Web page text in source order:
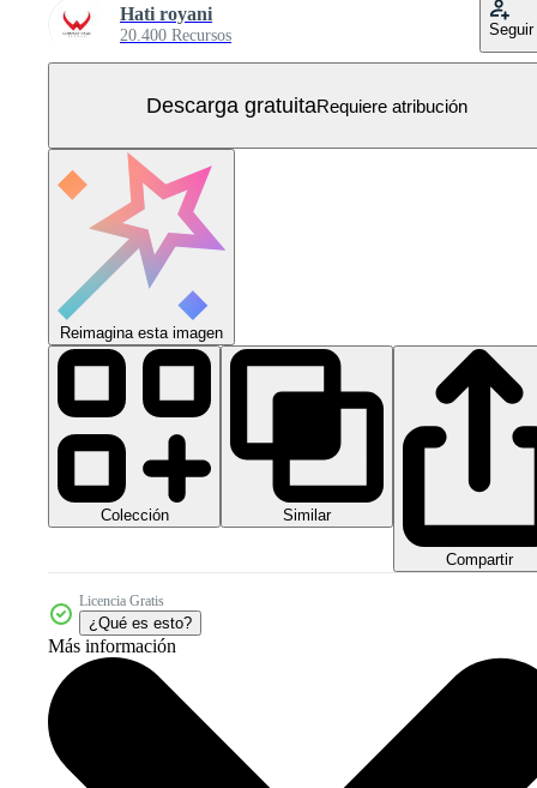
Hati royani
20.400 Recursos Seguir
Descarga gratuitaRequiere atribución
Reimagina esta imagen
Colección Similar
Compartir
Licencia Gratis
¿Qué es esto?
Más información